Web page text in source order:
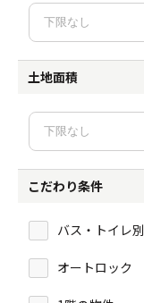
土地面積
こだわり条件
バス・トイレ別
オートロック